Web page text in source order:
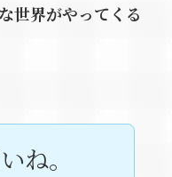
世界がやってくる
ね。